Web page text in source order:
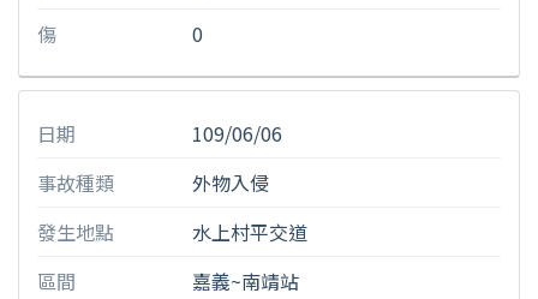
傷
0
日期
109/06/06
事故種類
外物入侵
發生地點
水上村平交道
區間
嘉義~南靖站